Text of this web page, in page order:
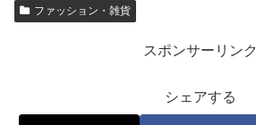
ファッション・雑貨
スポンサーリンク
シェアする